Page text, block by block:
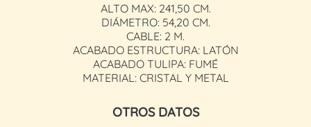
ALTO MAX: 241,50 CM.
DIÁMETRO: 54,20 CM.
CABLE: 2 M.
ACABADO ESTRUCTURA: LATÓN
ACABADO TULIPA: FUMÉ
MATERIAL: CRISTAL Y METAL
OTROS DATOS